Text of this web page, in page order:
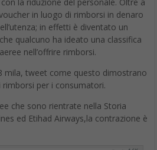
in effetti è diventato un
qualcuno ha ideato una classifica
nell’offrire rimborsi.
mila, tweet come questo dimostrano
che sono rientrate nella Storia